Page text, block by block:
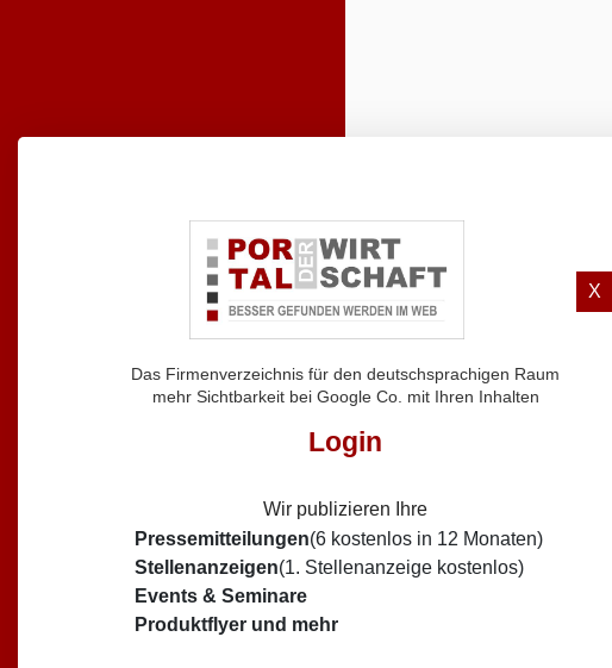
X
Das Firmenverzeichnis für den deutschsprachigen Raum
mehr Sichtbarkeit bei Google Co. mit Ihren Inhalten
Login
Wir publizieren Ihre
Pressemitteilungen(6 kostenlos in 12 Monaten)
Stellenanzeigen(1. Stellenanzeige kostenlos)
Events & Seminare
Produktflyer und mehr